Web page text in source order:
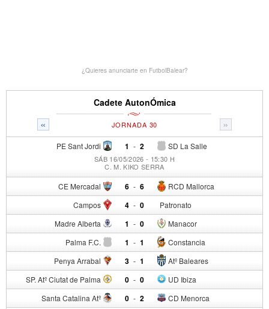
¿Quieres anunciarte en FutbolBalear?
Cadete AutonÓmica
« »
JORNADA 30
PE Sant Jordi 1 - SD La Salle
2
SÁB 16/05/2026 - 15:30 H
C. M. KIKO SERRA
CE Mercadal 6 - RCD Mallorca
6
Campos 4 - Patronato
0
Madre Alberta 1 - Manacor
0
Palma F.C. 1 - Constancia
1
Penya Arrabal 3 - Atº Baleares
1
SP. Atº Ciutat de Palma 0 - UD Ibiza
0
Santa Catalina Atº 0 - CD Menorca
2